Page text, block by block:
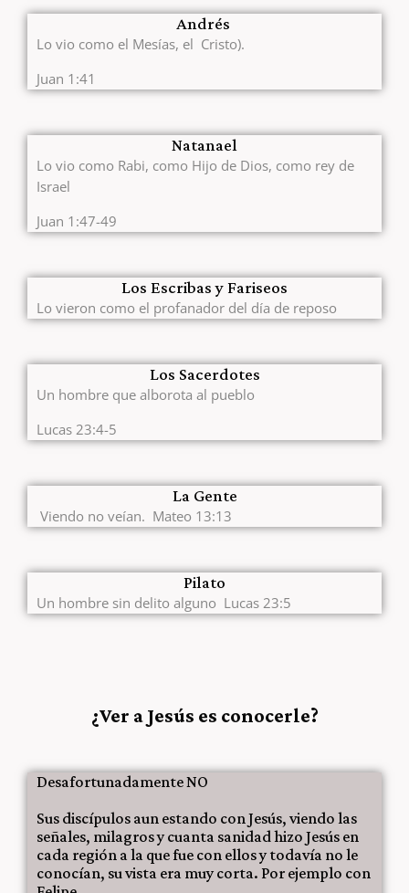
Andrés
Lo vio como el Mesías, el Cristo).
Juan 1:41
Natanael
Lo vio como Rabi, como Hijo de Dios, como rey de
Israel
Juan 1:47-49
Los Escribas y Fariseos
Lo vieron como el profanador del día de reposo
Los Sacerdotes
Un hombre que alborota al pueblo
Lucas 23:4-5
La Gente
Viendo no veían. Mateo 13:13
Pilato
Un hombre sin delito alguno Lucas 23:5
¿Ver a Jesús es conocerle?
Desafortunadamente NO
Sus discípulos aun estando con Jesús, viendo las
señales, milagros y cuanta sanidad hizo Jesús en
cada región a la que fue con ellos y todavía no le
conocían, su vista era muy corta. Por ejemplo con